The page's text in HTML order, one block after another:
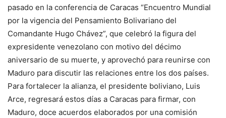
pasado en la conferencia de Caracas “Encuentro Mundial
por la vigencia del Pensamiento Bolivariano del
Comandante Hugo Chávez”, que celebró la figura del
expresidente venezolano con motivo del décimo
aniversario de su muerte, y aprovechó para reunirse con
Maduro para discutir las relaciones entre los dos países.
Para fortalecer la alianza, el presidente boliviano, Luis
Arce, regresará estos días a Caracas para firmar, con
Maduro, doce acuerdos elaborados por una comisión